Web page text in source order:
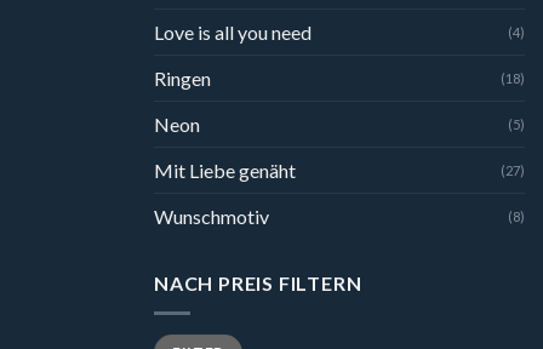
Love is all you need (4)
Ringen (18)
Neon (5)
Mit Liebe genäht (27)
Wunschmotiv (8)
NACH PREIS FILTERN
Min.
Max.